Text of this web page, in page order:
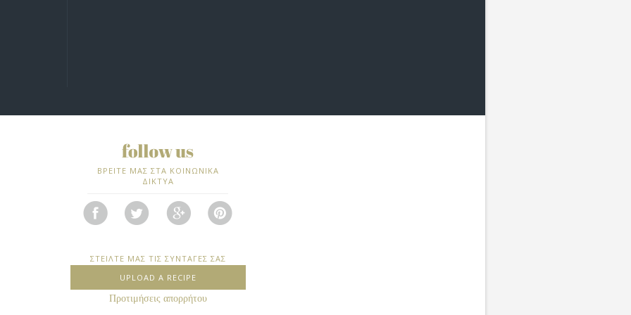
ΒΡΕΙΤΕ ΜΑΣ ΣΤΑ ΚΟΙΝΩΝΙΚΑ
ΔΙΚΤΥΑ
ΣΤΕΙΛΤΕ ΜΑΣ ΤΙΣ ΣΥΝΤΑΓΕΣ ΣΑΣ
UPLOAD A RECIPE
Προτιμήσεις απορρήτου